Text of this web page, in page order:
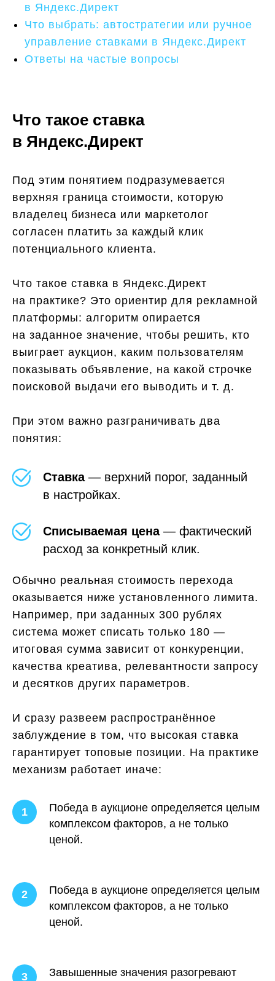
в Яндекс.Директ
Что выбрать: автостратегии или ручное
управление ставками в Яндекс.Директ
Ответы на частые вопросы
Что такое ставка
в Яндекс.Директ
Под этим понятием подразумевается
верхняя граница стоимости, которую
владелец бизнеса или маркетолог
согласен платить за каждый клик
потенциального клиента.
Что такое ставка в Яндекс.Директ
на практике? Это ориентир для рекламной
платформы: алгоритм опирается
на заданное значение, чтобы решить, кто
выиграет аукцион, каким пользователям
показывать объявление, на какой строчке
поисковой выдачи его выводить и т. д.
При этом важно разграничивать два
понятия:
Ставка— верхний порог, заданный
в настройках.
Списываемая цена— фактический
расход за конкретный клик.
Обычно реальная стоимость перехода
оказывается ниже установленного лимита.
Например, при заданных 300 рублях
система может списать только 180 —
итоговая сумма зависит от конкуренции,
качества креатива, релевантности запросу
и десятков других параметров.
И сразу развеем распространённое
заблуждение в том, что высокая ставка
гарантирует топовые позиции. На практике
механизм работает иначе:
Победа в аукционе определяется целым
комплексом факторов, а не только
ценой.
Победа в аукционе определяется целым
комплексом факторов, а не только
ценой.
Завышенные значения разогревают